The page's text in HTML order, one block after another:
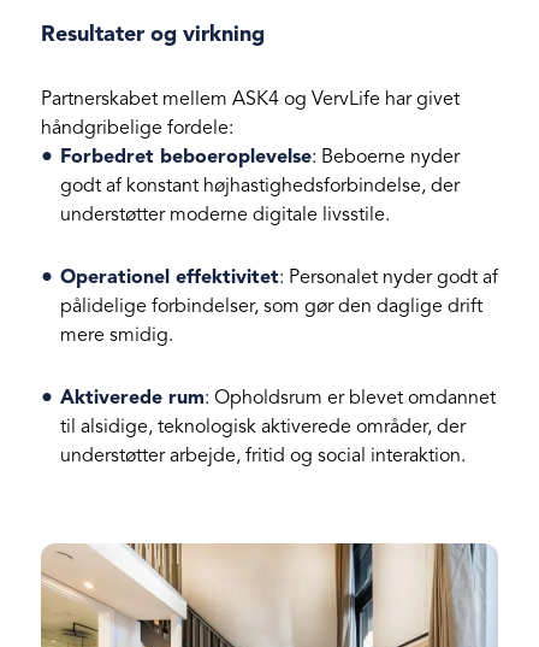
Resultater og virkning
Partnerskabet mellem ASK4 og VervLife har givet
håndgribelige fordele:
Forbedret beboeroplevelse: Beboerne nyder
godt af konstant højhastighedsforbindelse, der
understøtter moderne digitale livsstile.
Operationel effektivitet: Personalet nyder godt af
pålidelige forbindelser, som gør den daglige drift
mere smidig.
Aktiverede rum: Opholdsrum er blevet omdannet
til alsidige, teknologisk aktiverede områder, der
understøtter arbejde, fritid og social interaktion.